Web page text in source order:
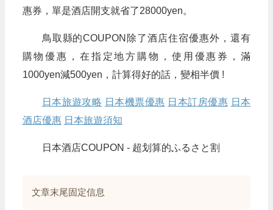
惠券，單是酒店開支就省了28000yen。
鳥取縣的COUPON除了酒店住宿優惠外，還有
購物優惠，在指定地方購物，使用優惠券，滿
1000yen減500yen，計算得好的話，變相半價 !
日本旅遊攻略 日本機票優惠 日本訂房優惠 日本
酒店優惠 日本旅遊須知
日本酒店COUPON - 超划算的ふるさと割
文章末尾固定信息